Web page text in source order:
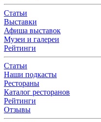
Статьи
Выставки
Афиша выставок
Музеи и галереи
Рейтинги
Статьи
Наши подкасты
Рестораны
Каталог ресторанов
Рейтинги
Отзывы